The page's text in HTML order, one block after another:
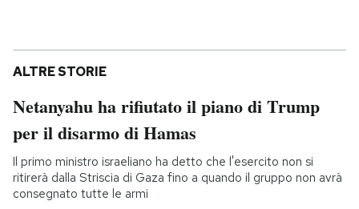
ALTRE STORIE
Netanyahu ha rifiutato il piano di Trump
per il disarmo di Hamas
Il primo ministro israeliano ha detto che l'esercito non si
ritirerà dalla Striscia di Gaza fino a quando il gruppo non avrà
consegnato tutte le armi